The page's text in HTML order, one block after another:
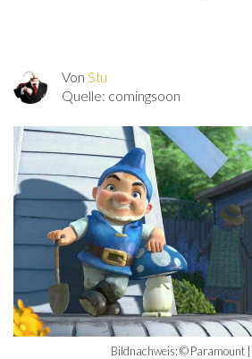
Von Stu
Quelle: comingsoon
Bildnachweis: © Paramount |